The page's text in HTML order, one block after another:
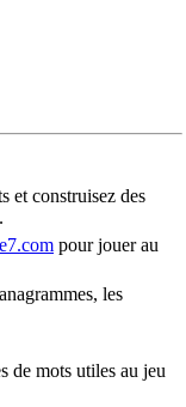
et construisez des
pour jouer au
les
de mots utiles au jeu